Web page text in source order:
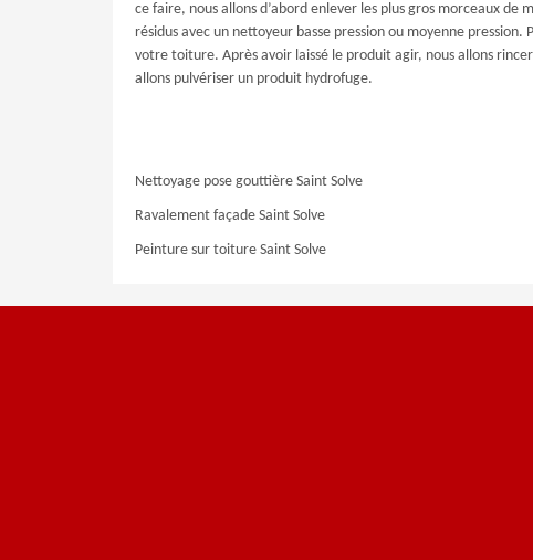
ce faire, nous allons d’abord enlever les plus gros morceaux de
résidus avec un nettoyeur basse pression ou moyenne
votre toiture. Après avoir laissé le produit agir, nous allons
allons pulvériser un produit hydrofuge.
Nettoyage pose gouttière Saint Solve
Ravalement façade Saint Solve
Peinture sur toiture Saint Solve